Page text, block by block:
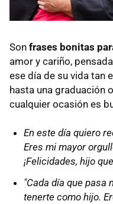
Son frases bonitas
amor y cariño,
ese día de su vida tan
hasta una graduación
cualquier ocasión es
En este día quiero
Eres mi mayor
¡Felicidades, hijo
"Cada día que pasa
tenerte como hijo.